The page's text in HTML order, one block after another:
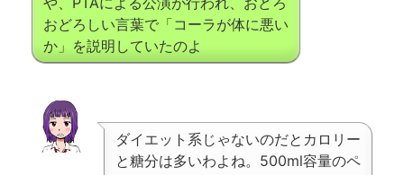
おどろしい言葉で「コーラが体に悪い
か」を説明していたのよ
ダイエット系じゃないのだとカロリー
と糖分は多いわよね。500ml容量のペ